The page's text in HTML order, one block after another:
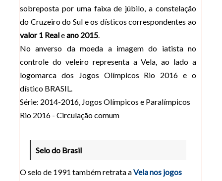
sobreposta por uma faixa de júbilo, a constelação
do Cruzeiro do Sul e os dísticos correspondentes ao
valor 1 Realeano 2015
No anverso da moeda a imagem do iatista no
controle do veleiro representa a Vela, ao lado a
logomarca dos Jogos Olímpicos Rio 2016 e o
dístico BRASIL.
Série: 2014-2016, Jogos Olímpicos e Paralímpicos
Rio 2016 - Circulação comum
Selo do Brasil
O selo de 1991 também retrata aVela nos jogos